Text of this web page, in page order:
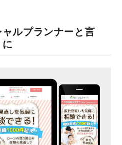
ルプランナーと言